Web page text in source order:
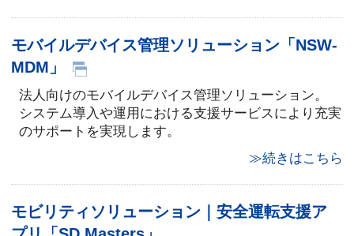
モバイルデバイス管理ソリューション「NSW-
MDM」
法人向けのモバイルデバイス管理ソリューション。
システム導入や運用における支援サービスにより充実
のサポートを実現します。
≫続きはこちら
モビリティソリューション｜安全運転支援ア